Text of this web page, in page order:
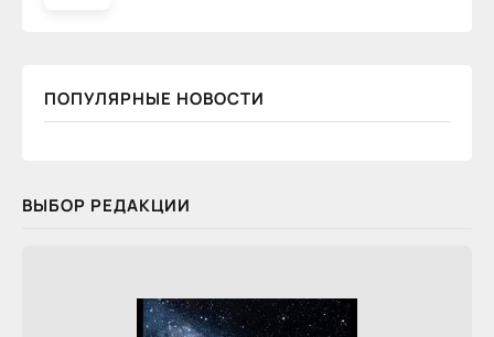
ПОПУЛЯРНЫЕ НОВОСТИ
ВЫБОР РЕДАКЦИИ